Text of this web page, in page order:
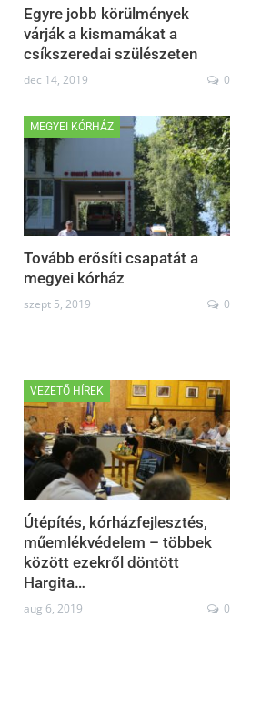
Egyre jobb körülmények
várják a kismamákat a
csíkszeredai szülészeten
dec 14, 2019 0
MEGYEI KÓRHÁZ
Tovább erősíti csapatát a
megyei kórház
szept 5, 2019 0
VEZETŐ HÍREK
Útépítés, kórházfejlesztés,
műemlékvédelem – többek
között ezekről döntött
Hargita…
aug 6, 2019 0